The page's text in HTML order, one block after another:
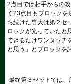
2点目では相手からの
く23点目もブロック
ち続けた専大は第２セ
ロックが光っていたと
できるだけワンタッチ
と思う」とブロックを
最終第３セットでは